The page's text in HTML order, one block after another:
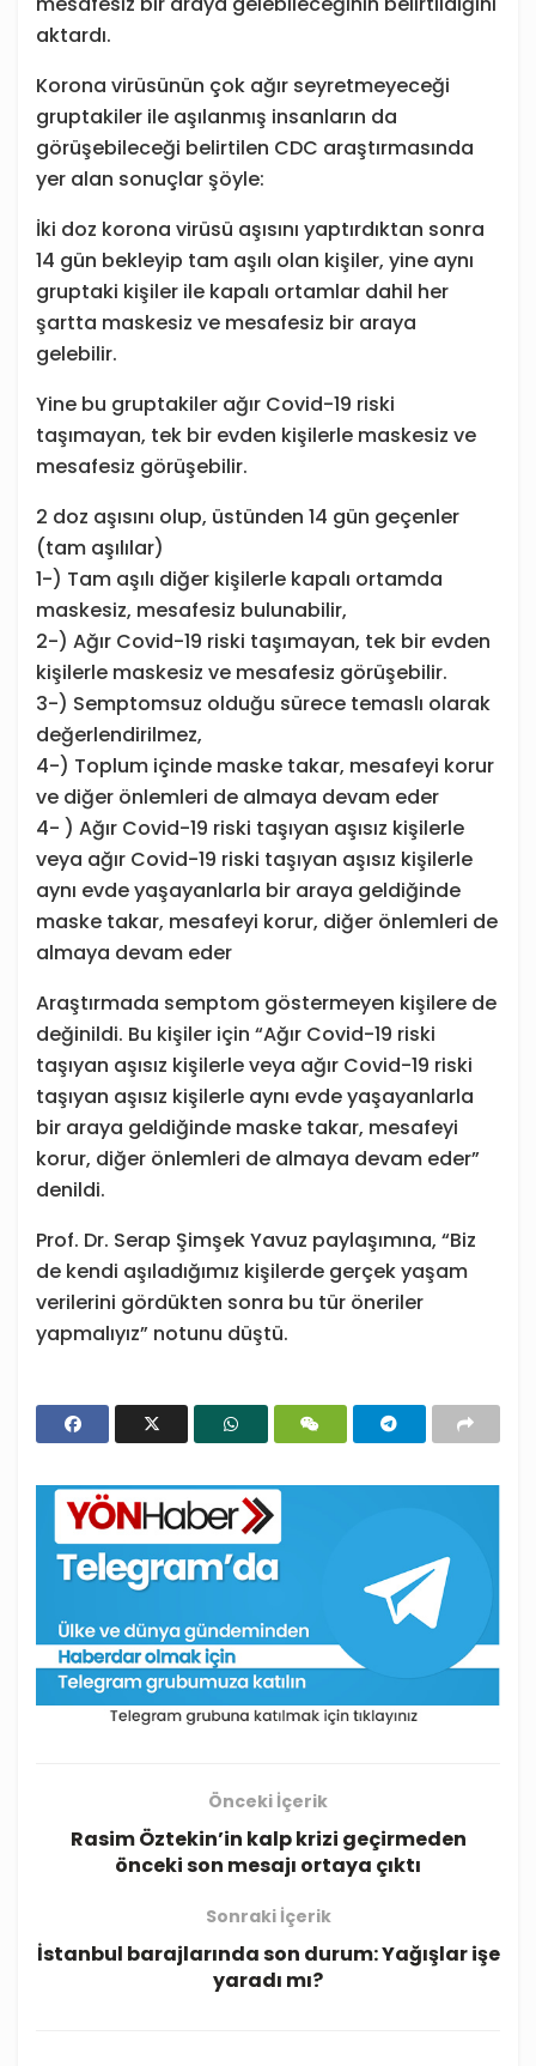
aktardı.
Korona virüsünün çok ağır seyretmeyeceği
gruptakiler ile aşılanmış insanların da
görüşebileceği belirtilen CDC araştırmasında
yer alan sonuçlar şöyle:
İki doz korona virüsü aşısını yaptırdıktan sonra
14 gün bekleyip tam aşılı olan kişiler, yine aynı
gruptaki kişiler ile kapalı ortamlar dahil her
şartta maskesiz ve mesafesiz bir araya
gelebilir.
Yine bu gruptakiler ağır Covid-19 riski
taşımayan, tek bir evden kişilerle maskesiz ve
mesafesiz görüşebilir.
2 doz aşısını olup, üstünden 14 gün geçenler
(tam aşılılar)
1-) Tam aşılı diğer kişilerle kapalı ortamda
maskesiz, mesafesiz bulunabilir,
2-) Ağır Covid-19 riski taşımayan, tek bir evden
kişilerle maskesiz ve mesafesiz görüşebilir.
3-) Semptomsuz olduğu sürece temaslı olarak
değerlendirilmez,
4-) Toplum içinde maske takar, mesafeyi korur
ve diğer önlemleri de almaya devam eder
4- ) Ağır Covid-19 riski taşıyan aşısız kişilerle
veya ağır Covid-19 riski taşıyan aşısız kişilerle
aynı evde yaşayanlarla bir araya geldiğinde
maske takar, mesafeyi korur, diğer önlemleri de
almaya devam eder
Araştırmada semptom göstermeyen kişilere de
değinildi. Bu kişiler için “Ağır Covid-19 riski
taşıyan aşısız kişilerle veya ağır Covid-19 riski
taşıyan aşısız kişilerle aynı evde yaşayanlarla
bir araya geldiğinde maske takar, mesafeyi
korur, diğer önlemleri de almaya devam eder”
denildi.
Prof. Dr. Serap Şimşek Yavuz paylaşımına, “Biz
de kendi aşıladığımız kişilerde gerçek yaşam
verilerini gördükten sonra bu tür öneriler
yapmalıyız” notunu düştü.
Önceki İçerik
Rasim Öztekin’in kalp krizi geçirmeden
önceki son mesajı ortaya çıktı
Sonraki İçerik
İstanbul barajlarında son durum: Yağışlar işe
yaradı mı?